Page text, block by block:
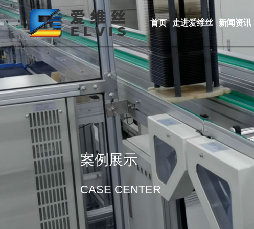
首页 走进爱维丝 新闻资讯
案例展示
CASE CENTER